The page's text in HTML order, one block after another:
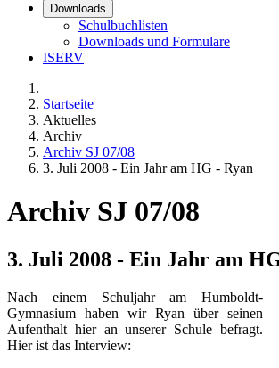
Downloads
Schulbuchlisten
Downloads und Formulare
ISERV
Startseite
Aktuelles
Archiv
Archiv SJ 07/08
3. Juli 2008 - Ein Jahr am HG - Ryan
Archiv SJ 07/08
3. Juli 2008 - Ein Jahr am
Nach einem Schuljahr am Humboldt-
Gymnasium haben wir Ryan über seinen
Aufenthalt hier an unserer Schule befragt.
Hier ist das Interview: